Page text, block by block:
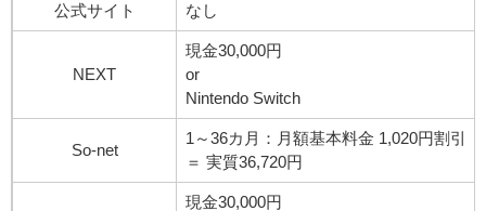
公式サイト なし
NEXT
現金30,000円
or
Nintendo Switch
So-net
1～36カ月：月額基本料金 1,020円割引
＝ 実質36,720円
現金30,000円